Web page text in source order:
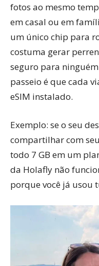
fotos ao mesmo
em casal ou em
um único chip para
costuma gerar
seguro para
passeio é que cada
eSIM instalado.
Exemplo: se o seu
compartilhar com
todo 7 GB em um
da Holafly não
porque você já usou